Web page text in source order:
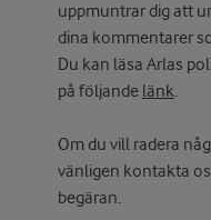
uppmuntrar dig att
dina kommentarer
Du kan läsa Arlas
på följande länk.
Om du vill radera
vänligen kontakta
begäran.